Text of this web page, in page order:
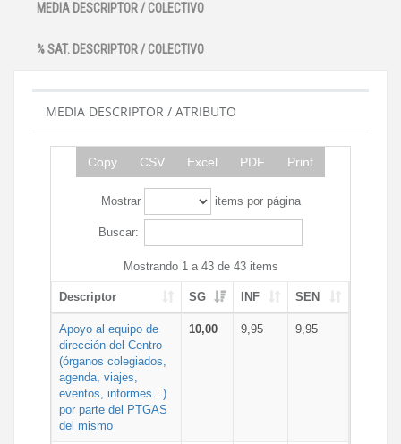
MEDIA DESCRIPTOR / COLECTIVO
% SAT. DESCRIPTOR / COLECTIVO
MEDIA DESCRIPTOR / ATRIBUTO
Copy CSV Excel PDF Print
Mostrar items por página
Buscar:
Mostrando 1 a 43 de 43 items
Descriptor SG INF SEN
Apoyo al equipo de
dirección del Centro
(órganos colegiados,
agenda, viajes,
eventos, informes...)
por parte del PTGAS
del mismo
10,00 9,95 9,95